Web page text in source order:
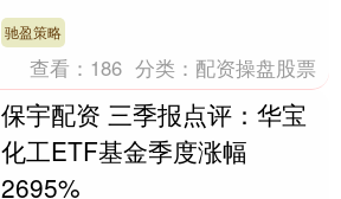
了2024....
驰盈策略
查看： 186 分类： 配资操盘股票
保宇配资 三季报点评：华宝
化工ETF基金季度涨幅
2695%